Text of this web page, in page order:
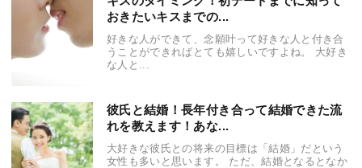
おきたいキスまでの...
好きな人ができて、念願叶って好きな人と付き合
うことができればとても嬉しいですよね。 大好き
な人と...
彼氏と結婚！長年付き合って結婚できた流
れを教えます！あな...
大好きな彼氏との将来の目標は「結婚」だという
女性も多いと思います。 ただ、結婚となるとなか